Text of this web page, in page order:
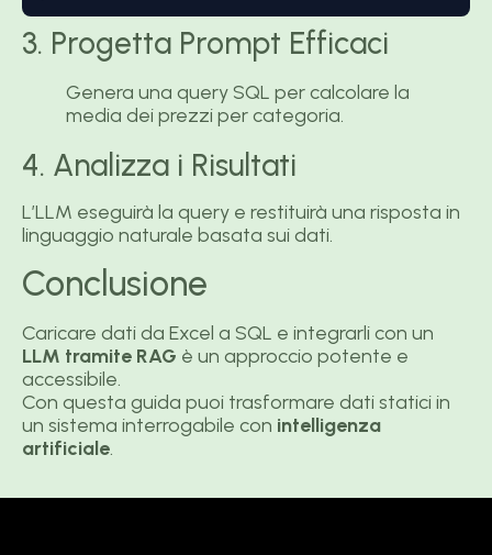
3. Progetta Prompt Efficaci
Genera una query SQL per calcolare la
media dei prezzi per categoria.
4. Analizza i Risultati
L’LLM eseguirà la query e restituirà una risposta in
linguaggio naturale basata sui dati.
Conclusione
Caricare dati da Excel a SQL e integrarli con un
LLM tramite RAG è un approccio potente e
accessibile.
Con questa guida puoi trasformare dati statici in
un sistema interrogabile con intelligenza
artificiale.